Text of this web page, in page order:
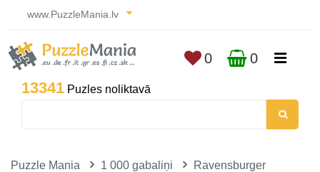
www.PuzzleMania.lv
13341 Puzles noliktavā
0 0
Puzzle Mania 1 000 gabaliņi
Ravensburger